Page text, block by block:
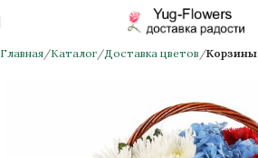
Главная Каталог Доставка цветов Корзины